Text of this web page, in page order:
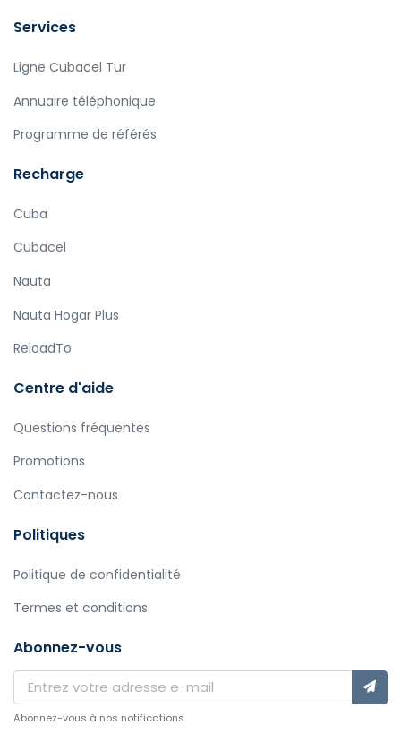
Services
Ligne Cubacel Tur
Annuaire téléphonique
Programme de référés
Recharge
Cuba
Cubacel
Nauta
Nauta Hogar Plus
ReloadTo
Centre d'aide
Questions fréquentes
Promotions
Contactez-nous
Politiques
Politique de confidentialité
Termes et conditions
Abonnez-vous
Abonnez-vous à nos notifications.